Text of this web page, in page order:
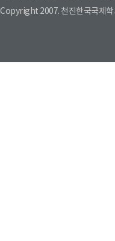
Copyright 2007. 천진한국국제